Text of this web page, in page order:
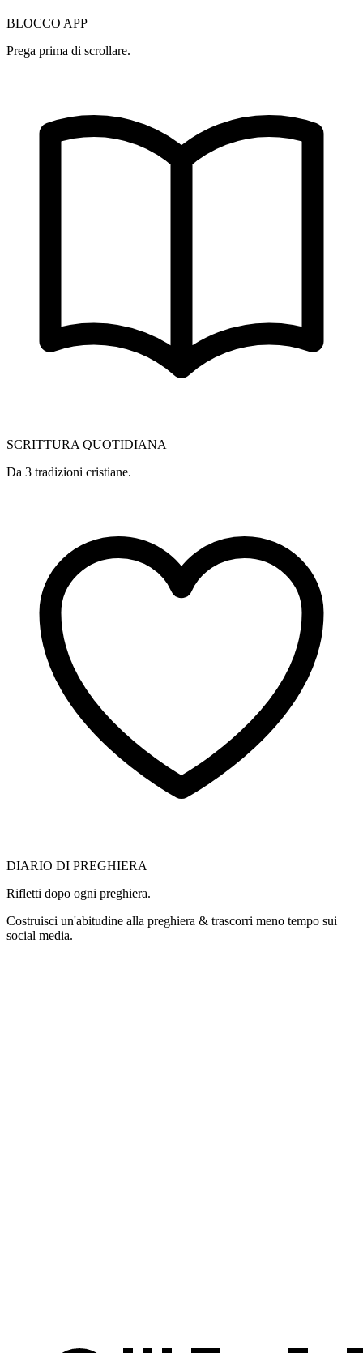
BLOCCO APP
Prega prima di scrollare.
SCRITTURA QUOTIDIANA
Da 3 tradizioni cristiane.
DIARIO DI PREGHIERA
Rifletti dopo ogni preghiera.
Costruisci un'abitudine alla preghiera & trascorri meno tempo sui
social media.